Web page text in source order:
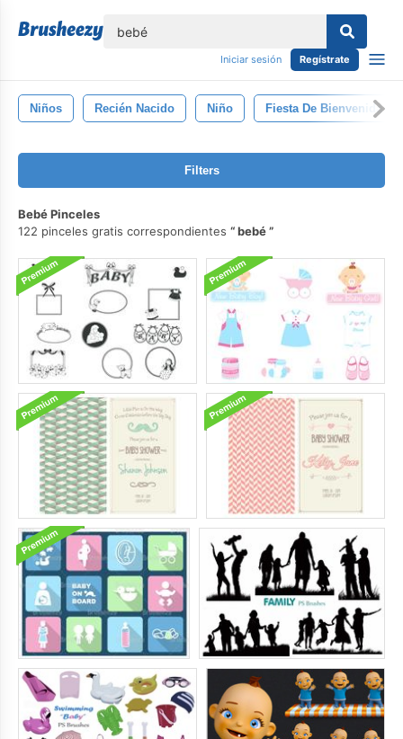
Iniciar sesión Regístrate
Niños Recién Nacido Niño Fiesta De Bienvenida Al
Filters
Bebé Pinceles
122 pinceles gratis correspondientes
bebé